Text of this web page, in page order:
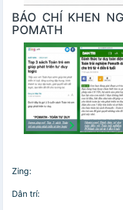
BÁO CHÍ KHEN
POMATH
Zing:
Dân trí: